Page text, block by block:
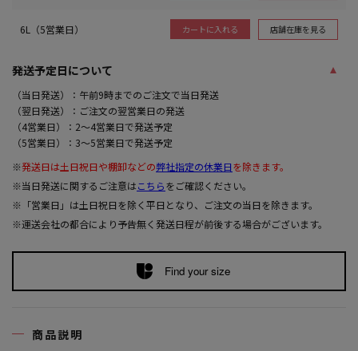
6L（5営業日） カートに入れる 店舗在庫を見る
発送予定日について
（当日発送）：午前9時までのご注文で当日発送
（翌日発送）：ご注文の翌営業日の発送
（4営業日）：2～4営業日で発送予定
（5営業日）：3～5営業日で発送予定
※発送日は土日祝日や棚卸などの弊社指定の休業日を除きます。
※当日発送に関するご注意はこちらをご確認ください。
※「営業日」は土日祝日を除く平日となり、ご注文の当日を除きます。
※運送会社の都合により予告無く発送日程が前後する場合がございます。
Find your size
商品説明